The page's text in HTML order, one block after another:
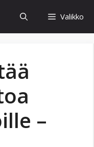
Valikko
–